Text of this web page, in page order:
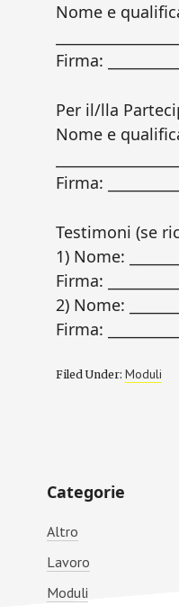
Nome e
Firma:
Per il/lla
Nome e
Firma:
Testimoni (se
1) Nome:
Firma:
2) Nome:
Firma:
Filed Under: Moduli
Primary
Sidebar
Categorie
Altro
Lavoro
Moduli